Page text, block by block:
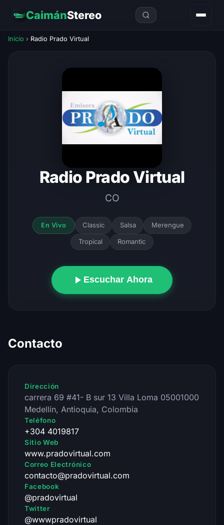
CaimánStereo
Inicio › Radio Prado Virtual
Radio Prado Virtual
CO
En Vivo Classic Salsa Merengue
Tropical Romantic
Escuchar Ahora
Contacto
Dirección
carrera 69 #41- B sur 13 Villa Loma 05001000
Medellín, Antioquia, Colombia
Teléfono
+304 4019817
Sitio Web
www.pradovirtual.com
Correo Electrónico
contacto@pradovirtual.com
Facebook
@pradovirtual
Twitter
@wwwpradovirtual